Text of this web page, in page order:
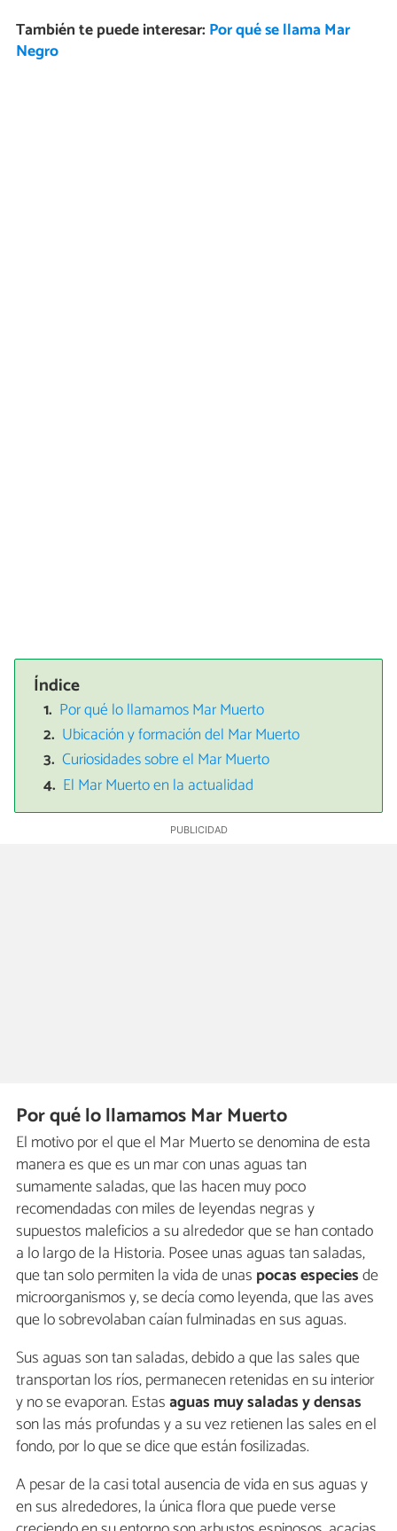
También te puede interesar: Por qué se llama Mar
Negro
Índice
Por qué lo llamamos Mar Muerto
Ubicación y formación del Mar Muerto
Curiosidades sobre el Mar Muerto
El Mar Muerto en la actualidad
Por qué lo llamamos Mar Muerto
El motivo por el que el Mar Muerto se denomina de esta
manera es que es un mar con unas aguas tan
sumamente saladas, que las hacen muy poco
recomendadas con miles de leyendas negras y
supuestos maleficios a su alrededor que se han contado
a lo largo de la Historia. Posee unas aguas tan saladas,
que tan solo permiten la vida de unas pocas especiesde
microorganismos y, se decía como leyenda, que las aves
que lo sobrevolaban caían fulminadas en sus aguas.
Sus aguas son tan saladas, debido a que las sales que
transportan los ríos, permanecen retenidas en su interior
y no se evaporan. Estasaguas muy saladas y densas
son las más profundas y a su vez retienen las sales en el
fondo, por lo que se dice que están fosilizadas.
A pesar de la casi total ausencia de vida en sus aguas y
en sus alrededores, la única flora que puede verse